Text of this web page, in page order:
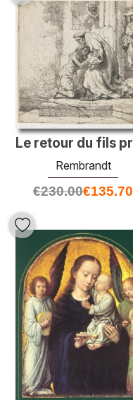
Rembrandt
€230.00€135.70